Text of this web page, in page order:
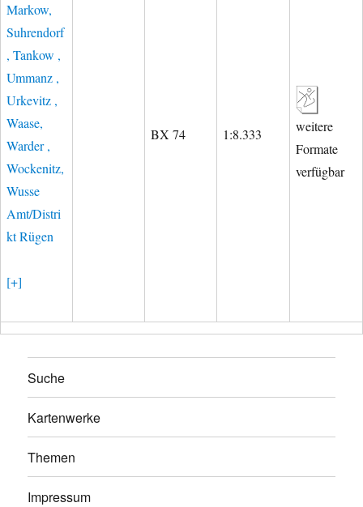
Markow,
Suhrendorf
, Tankow ,
Ummanz ,
Urkevitz ,
Waase,
Warder ,
Wockenitz,
Wusse
Amt/Distri
kt Rügen
[+]
BX 74 1:8.333
weitere
Formate
verfügbar
Suche
Kartenwerke
Themen
Impressum